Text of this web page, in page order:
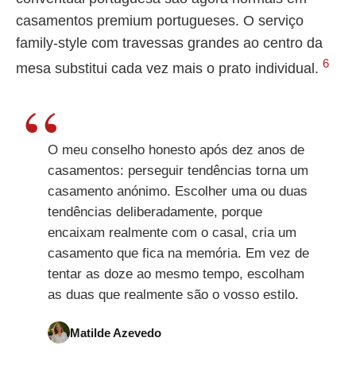
casamentos premium portugueses. O serviço
family-style com travessas grandes ao centro da
mesa substitui cada vez mais o prato individual. 6
O meu conselho honesto após dez anos de
casamentos: perseguir tendências torna um
casamento anónimo. Escolher uma ou duas
tendências deliberadamente, porque
encaixam realmente com o casal, cria um
casamento que fica na memória. Em vez de
tentar as doze ao mesmo tempo, escolham
as duas que realmente são o vosso estilo.
Matilde Azevedo